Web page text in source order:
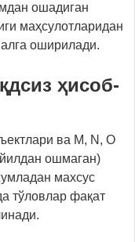
ошадиган
маҳсулотларидан
оширилади.
ҳисоб-
ва M, N, O
ошмаган)
махсус
тўловлар фақат